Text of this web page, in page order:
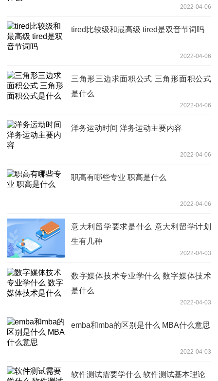
2022-04-06
tired比较级和最高级 tired是双音节词吗
2022-04-06
三角形三边求面积公式 三角形面积公式
是什么
2022-04-06
洋务运动时间 洋务运动主要内容
2022-04-06
职高有哪些专业 职高是什么
2022-04-06
意大利留学要求是什么 意大利留学计划
生有几种
2022-04-03
数字媒体技术专业学什么 数字媒体技术
是什么
2022-04-03
emba和mba的区别是什么 MBA什么意思
2022-04-03
软件测试需要学什么 软件测试基本理论